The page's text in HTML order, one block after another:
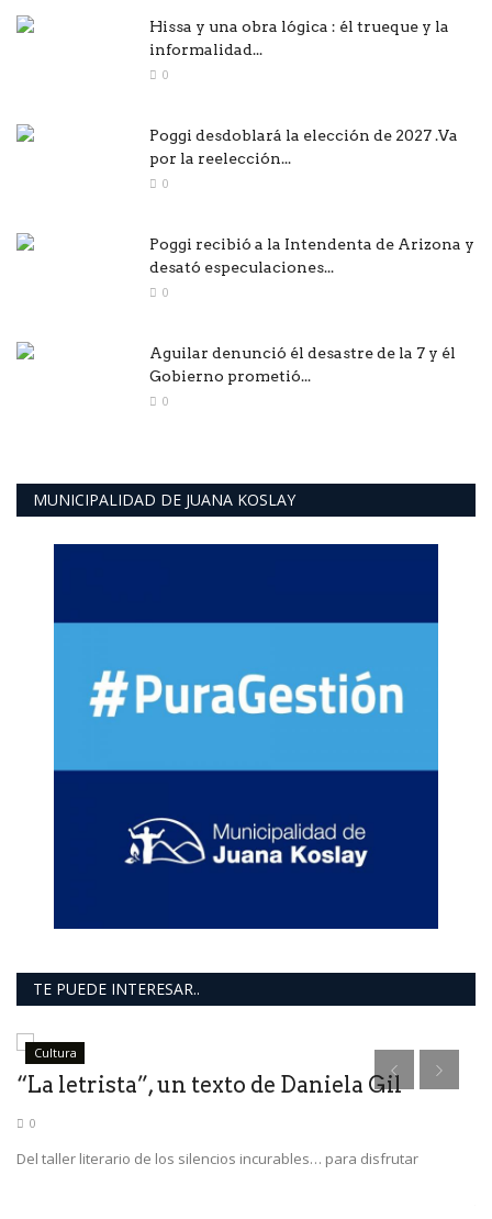
Hissa y una obra lógica : él trueque y la
informalidad...
0
Poggi desdoblará la elección de 2027 .Va
por la reelección...
0
Poggi recibió a la Intendenta de Arizona y
desató especulaciones...
0
Aguilar denunció él desastre de la 7 y él
Gobierno prometió...
0
MUNICIPALIDAD DE JUANA KOSLAY
TE PUEDE INTERESAR..
Cultura
“La letrista”, un texto de Daniela Gil
0
Del taller literario de los silencios incurables… para disfrutar